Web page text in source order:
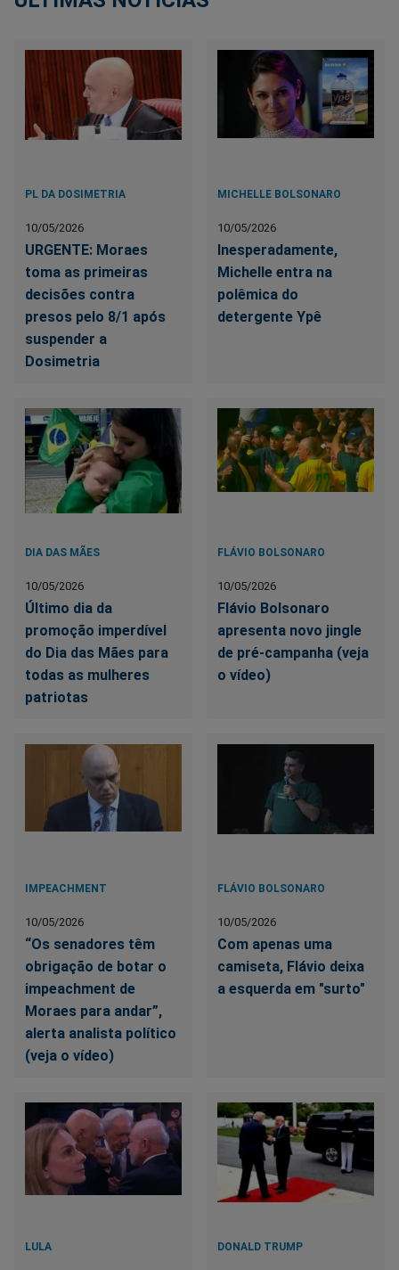
PL DA DOSIMETRIA
10/05/2026
URGENTE: Moraes
toma as primeiras
decisões contra
presos pelo 8/1 após
suspender a
Dosimetria
MICHELLE BOLSONARO
10/05/2026
Inesperadamente,
Michelle entra na
polêmica do
detergente Ypê
DIA DAS MÃES
10/05/2026
Último dia da
promoção imperdível
do Dia das Mães para
todas as mulheres
patriotas
FLÁVIO BOLSONARO
10/05/2026
Flávio Bolsonaro
apresenta novo jingle
de pré-campanha (veja
o vídeo)
IMPEACHMENT
10/05/2026
“Os senadores têm
obrigação de botar o
impeachment de
Moraes para andar”,
alerta analista político
(veja o vídeo)
FLÁVIO BOLSONARO
10/05/2026
Com apenas uma
camiseta, Flávio deixa
a esquerda em "surto"
LULA DONALD TRUMP